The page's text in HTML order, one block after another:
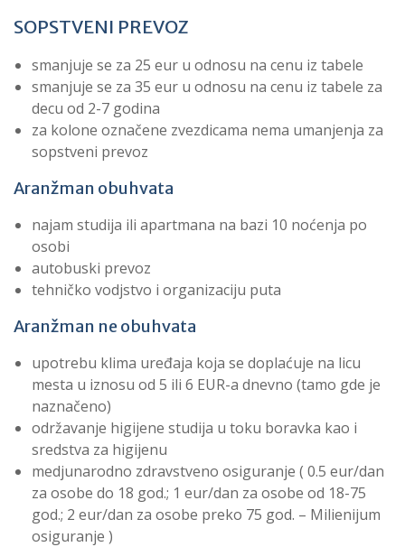
SOPSTVENI PREVOZ
smanjuje se za 25 eur u odnosu na cenu iz tabele
smanjuje se za 35 eur u odnosu na cenu iz tabele za
decu od 2-7 godina
za kolone označene zvezdicama nema umanjenja za
sopstveni prevoz
Aranžman obuhvata
najam studija ili apartmana na bazi 10 noćenja po
osobi
autobuski prevoz
tehničko vodjstvo i organizaciju puta
Aranžman ne obuhvata
upotrebu klima uređaja koja se doplaćuje na licu
mesta u iznosu od 5 ili 6 EUR-a dnevno (tamo gde je
naznačeno)
održavanje higijene studija u toku boravka kao i
sredstva za higijenu
medjunarodno zdravstveno osiguranje ( 0.5 eur/dan
za osobe do 18 god.; 1 eur/dan za osobe od 18-75
god.; 2 eur/dan za osobe preko 75 god. – Milienijum
osiguranje )